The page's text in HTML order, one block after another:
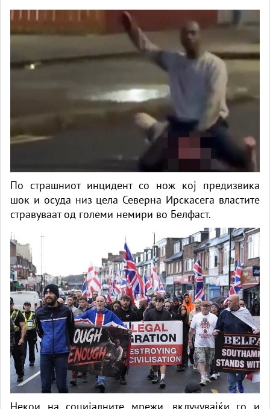
По страшниот инцидент со нож кој предизвика
шок и осуда низ цела Северна Ирскасега властите
стравуваат од големи немири во Белфаст.